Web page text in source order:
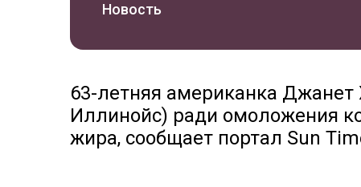
Новость
63-летняя американка
Иллинойс) ради омоложения
жира, сообщает портал Sun